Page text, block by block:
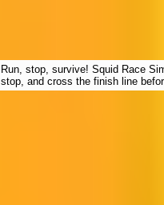
Run, stop, survive! Squid Race
stop, and cross the finish line